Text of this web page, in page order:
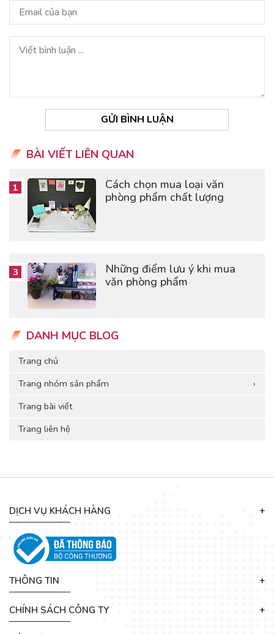
GỬI BÌNH LUẬN
BÀI VIẾT LIÊN QUAN
Cách chọn mua loại văn
phòng phẩm chất lượng
Những điểm lưu ý khi mua
văn phòng phẩm
DANH MỤC BLOG
Trang chủ
Trang nhóm sản phẩm
›
Trang bài viết
Trang liên hệ
DỊCH VỤ KHÁCH HÀNG
THÔNG TIN
CHÍNH SÁCH CÔNG TY